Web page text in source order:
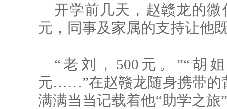
开学前几天，赵赣龙的
元，同事及家属的支持让他
“老刘，500元。”“胡
元……”在赵赣龙随身携带的
满满当当记载着他“助学之